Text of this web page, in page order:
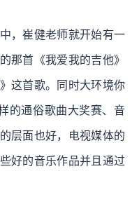
，崔健老师就开始有一
那首《我爱我的吉他》
这首歌。同时大环境你
的通俗歌曲大奖赛、音
层面也好，电视媒体的
好的音乐作品并且通过